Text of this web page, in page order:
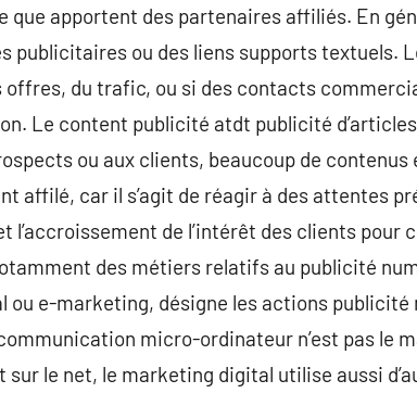
que apportent des partenaires affiliés. En
publicitaires ou des liens supports textuels.
du trafic, ou si des contacts
Le content publicité atdt publicité
ou aux clients, beaucoup de contenus
affilé, car il s’agit de réagir à des attentes
l’accroissement de l’intérêt des clients pour
des métiers relatifs au publicité
e-marketing, désigne les actions publicité
micro-ordinateur n’est pas le
sur le net, le marketing digital utilise aussi